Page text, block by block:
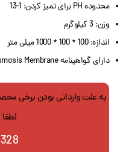
محدوده PH برای تمیز کردن: 1-13
وزن: 3 کیلوگرم
اندازه: 100 * 100 * 1000 میلی متر
دارای گواهینامه NSF/ANSI 58 Reverse Osmosis Membrane.
به علت وارداتی بودن برخی